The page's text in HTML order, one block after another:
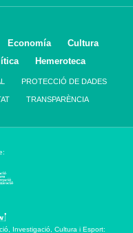
Economía
Cultura
Hemeroteca
PROTECCIÓ DE DADES
TRANSPARÈNCIA
Investigació, Cultura i Esport: